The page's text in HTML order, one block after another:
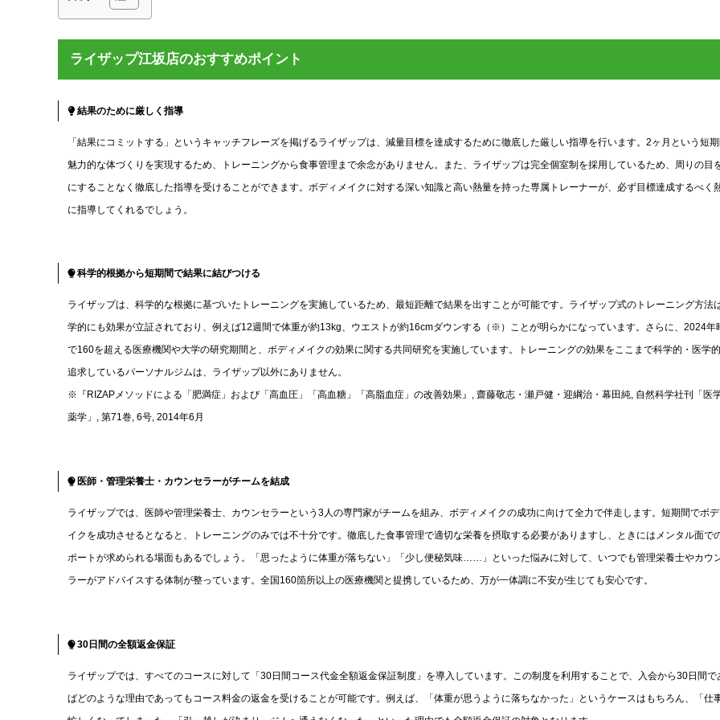
ライザップ江坂店のおすすめポイント
結果のために厳しく指導
「結果にコミットする」というキャッチフレーズを掲げるライザップは、減量目標を達成するために徹底した厳しい指導を行います。2ヶ月という短
魅力的な体づくりを実現するため、トレーニングから食事管理まで余念がありません。また、ライザップは完全個室制を採用しているため、周りの目
にすることなく徹底した指導を受けることができます。ボディメイクに対する深い知識と高い熱量を持った専属トレーナーが、必ず目標達成するべく
に指導してくれるでしょう。
科学的根拠から短期間で結果に結びつける
ライザップは、科学的な根拠に基づいたトレーニングを実施しているため、最短距離で結果を出すことが可能です。ライザップ式のトレーニング方法
学的にも効果が立証されており、例えば12週間で体重が約13kg、ウエストが約16cmダウンする（※）ことが明らかになっています。さらに、2024年
で160を超える医療機関や大学の研究期間と、ボディメイクの効果に関する共同研究を実施しています。トレーニングの効果をここまで科学的・医学
追求しているパーソナルジムは、ライザップ以外にありません。
※『RIZAPメソッドによる「肥満症」および「高血圧」「高血糖」「高脂血症」の改善効果』, 齋藤敬志・瀬戸健・迎綱治・幕田純, 自然科学社刊「医
薬学」, 第71巻, 6号, 2014年6月
医師・管理栄養士・カウンセラーがチームを結成
ライザップでは、医師や管理栄養士、カウンセラーという3人の専門家がチームを組み、ボディメイクの成功に向けて全力で伴走します。短期間でボデ
イクを成功させるとなると、トレーニングのみでは不十分です。徹底した食事管理で適切な栄養を摂取する必要がありますし、ときにはメンタル面で
ポートが求められる場面もあるでしょう。「思ったように体重が落ちない」「少し便秘気味……」といった悩みに対して、いつでも管理栄養士やカウ
ラーがアドバイスする体制が整っています。全国160箇所以上の医療機関と提携しているため、万が一体調に不安が生じても安心です。
30日間の全額返金保証
ライザップでは、すべてのコースに対して「30日間コース代金全額返金保証制度」を導入しています。この制度を利用することで、入会から30日間で
ばどのような理由であってもコース料金の返金を受けることが可能です。例えば、「体重が思うように落ちなかった」というケースはもちろん、「仕